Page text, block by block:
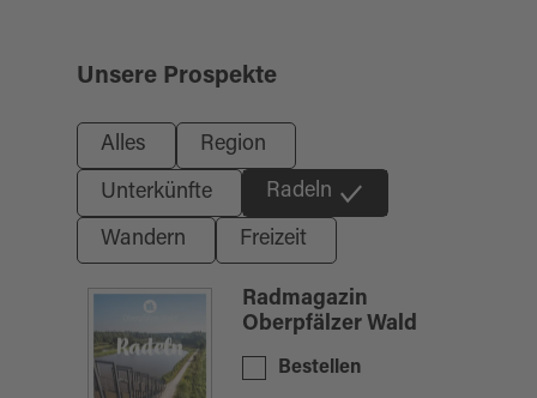
Unsere Prospekte
Alles Region
Unterkünfte Radeln
Wandern Freizeit
Radmagazin
Oberpfälzer Wald
Bestellen